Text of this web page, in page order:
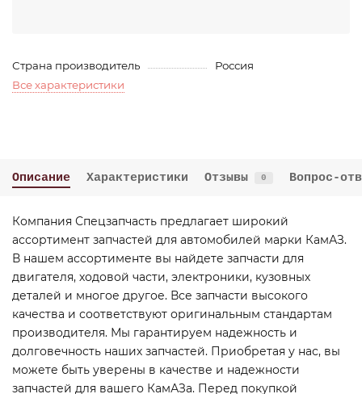
Страна производитель
Россия
Все характеристики
Описание Характеристики Отзывы 0 Вопрос-
Компания Спецзапчасть предлагает широкий
ассортимент запчастей для автомобилей марки КамАЗ.
В нашем ассортименте вы найдете запчасти для
двигателя, ходовой части, электроники, кузовных
деталей и многое другое. Все запчасти высокого
качества и соответствуют оригинальным стандартам
производителя. Мы гарантируем надежность и
долговечность наших запчастей. Приобретая у нас, вы
можете быть уверены в качестве и надежности
запчастей для вашего КамАЗа. Перед покупкой